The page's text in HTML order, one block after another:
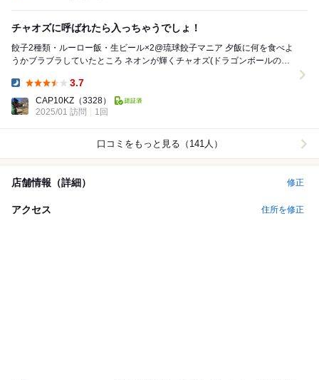
チャオズに呼ばれたら入っちゃうでしょ！
餃子2種類・ルーロー飯・生ビール×2@琉球餃子マニア 夕飯に何を食べよ
うかブラブラしていたところ ネオンが輝くチャオズ(ドラゴンボールのチ
3.7
CAP10KZ （3328）
2025/01 訪問
1回
口コミをもっと見る（141人）
店舗情報（詳細） 修正
アクセス 住所を修正